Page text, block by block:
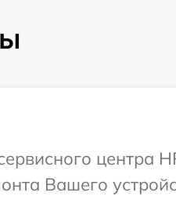
центра
Вашего